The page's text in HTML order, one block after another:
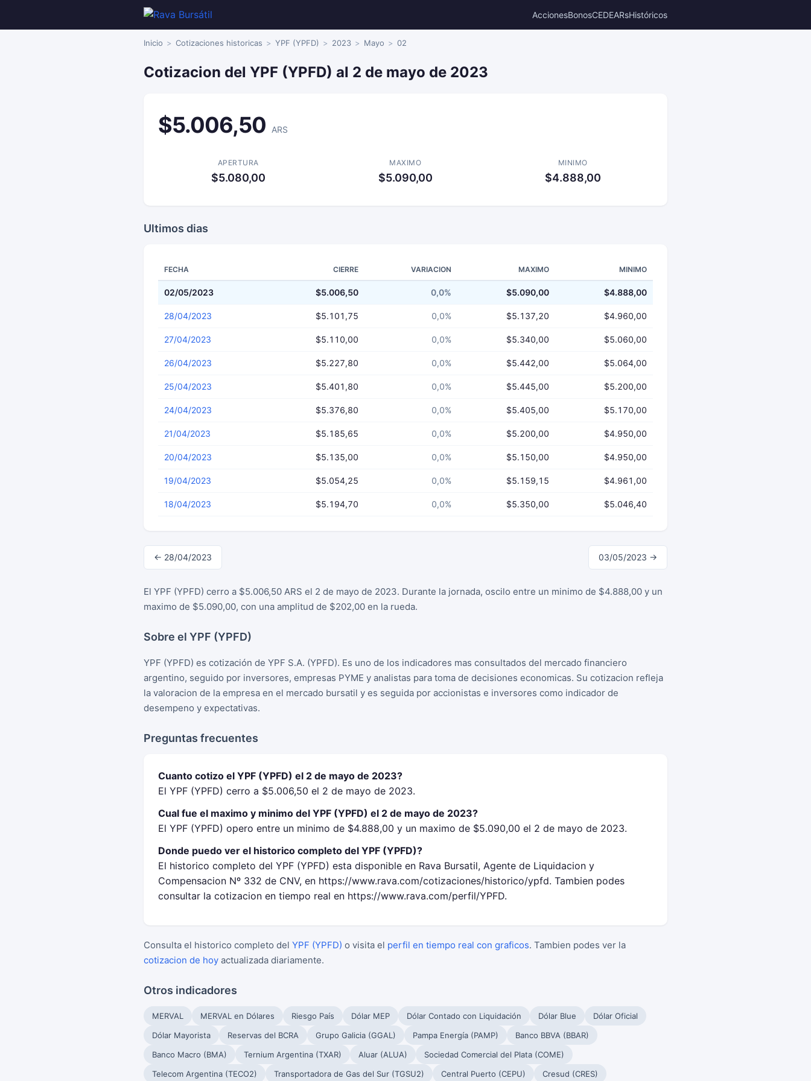
AccionesBonosCEDEARsHistóricos
Inicio Cotizaciones historicas YPF (YPFD) 2023 Mayo 02
Cotizacion del YPF (YPFD) al 2 de mayo de 2023
$5.006,50 ARS
APERTURA
$5.080,00
MAXIMO
$5.090,00
MINIMO
$4.888,00
Ultimos dias
FECHA CIERRE VARIACION MAXIMO MINIMO
02/05/2023 $5.006,50 0,0% $5.090,00 $4.888,00
28/04/2023 $5.101,75 0,0% $5.137,20 $4.960,00
27/04/2023 $5.110,00 0,0% $5.340,00 $5.060,00
26/04/2023 $5.227,80 0,0% $5.442,00 $5.064,00
25/04/2023 $5.401,80 0,0% $5.445,00 $5.200,00
24/04/2023 $5.376,80 0,0% $5.405,00 $5.170,00
21/04/2023 $5.185,65 0,0% $5.200,00 $4.950,00
20/04/2023 $5.135,00 0,0% $5.150,00 $4.950,00
19/04/2023 $5.054,25 0,0% $5.159,15 $4.961,00
18/04/2023 $5.194,70 0,0% $5.350,00 $5.046,40
← 28/04/2023 03/05/2023 →
El YPF (YPFD) cerro a $5.006,50 ARS el 2 de mayo de 2023. Durante la jornada, oscilo entre un minimo de $4.888,00 y un
maximo de $5.090,00, con una amplitud de $202,00 en la rueda.
Sobre el YPF (YPFD)
YPF (YPFD) es cotización de YPF S.A. (YPFD). Es uno de los indicadores mas consultados del mercado financiero
argentino, seguido por inversores, empresas PYME y analistas para toma de decisiones economicas. Su cotizacion refleja
la valoracion de la empresa en el mercado bursatil y es seguida por accionistas e inversores como indicador de
desempeno y expectativas.
Preguntas frecuentes
Cuanto cotizo el YPF (YPFD) el 2 de mayo de 2023?
El YPF (YPFD) cerro a $5.006,50 el 2 de mayo de 2023.
Cual fue el maximo y minimo del YPF (YPFD) el 2 de mayo de 2023?
El YPF (YPFD) opero entre un minimo de $4.888,00 y un maximo de $5.090,00 el 2 de mayo de 2023.
Donde puedo ver el historico completo del YPF (YPFD)?
El historico completo del YPF (YPFD) esta disponible en Rava Bursatil, Agente de Liquidacion y
Compensacion Nº 332 de CNV, en https://www.rava.com/cotizaciones/historico/ypfd. Tambien podes
consultar la cotizacion en tiempo real en https://www.rava.com/perfil/YPFD.
Consulta el historico completo del YPF (YPFD) o visita el perfil en tiempo real con graficos. Tambien podes ver la
cotizacion de hoy actualizada diariamente.
Otros indicadores
MERVAL MERVAL en Dólares Riesgo País Dólar MEP Dólar Contado con Liquidación Dólar Blue
Dólar Oficial
Dólar Mayorista
Reservas del BCRA Grupo Galicia (GGAL) Pampa Energía (PAMP)
Banco BBVA (BBAR)
Banco Macro (BMA)
Ternium Argentina (TXAR) Aluar (ALUA)
Sociedad Comercial del Plata (COME)
Telecom Argentina (TECO2)
Transportadora de Gas del Sur (TGSU2) Central Puerto (CEPU) Cresud (CRES)